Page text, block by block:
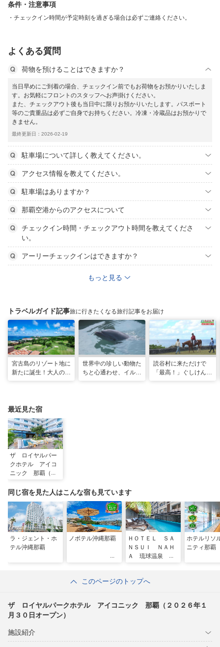
条件・注意事項
チェックイン時間が予定時刻を過ぎる場合は必ずご連絡ください。
よくある質問
荷物を預けることはできますか？
当日早めにご到着の場合、チェックイン前でもお荷物をお預かりいたしま
す。お気軽にフロントのスタッフへお声掛けください。
また、チェックアウト後も当日中に限りお預かりいたします。パスポート
等のご貴重品は必ずご自身でお持ちください。冷凍・冷蔵品はお預かりで
きません。
最終更新日：2026-02-19
駐車場について詳しく教えてください。
アクセス情報を教えてください。
駐車場はありますか？
那覇空港からのアクセスについて
チェックイン時間・チェックアウト時間を教えてくださ
い。
アーリーチェックインはできますか？
もっと見る
トラベルガイド記事旅に行きたくなる旅行記事をお届け
宮古島のリゾート地に
新たに誕生！大人の特
世界中の珍しい動物た
ちと心通わせ、イルカ
読谷村に来ただけで
「最高！」ぐしけんさ
最近見た宿
ザ ロイヤルパー
クホテル アイコ
ニック 那覇（２
日オープン）
同じ宿を見た人はこんな宿も見ています
ラ・ジェント・ホ
テル沖縄那覇
ノボテル沖縄那覇
ＨＯＴＥＬ ＳＡ
ＮＳＵＩ ＮＡＨ
Ａ 琉球温泉 波
ホテルリソ
ニティ那覇
このページのトップへ
ザ ロイヤルパークホテル アイコニック 那覇（２０２６年１
月３０日オープン）
施設紹介